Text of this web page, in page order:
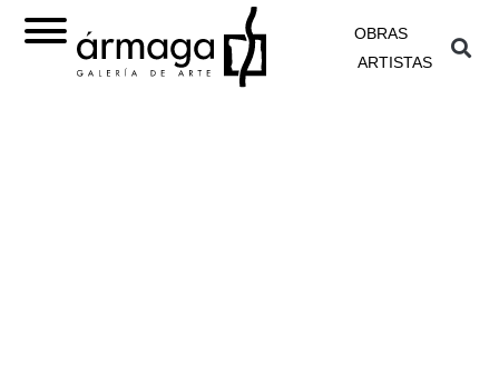
OBRAS
ARTISTAS